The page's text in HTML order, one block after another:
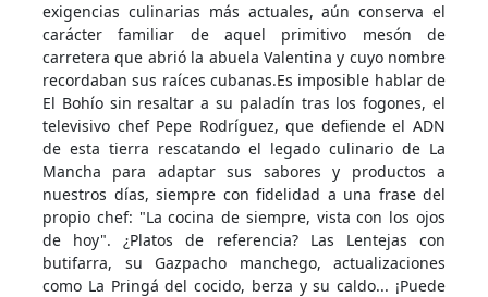
exigencias culinarias más actuales, aún conserva el
carácter familiar de aquel primitivo mesón de
carretera que abrió la abuela Valentina y cuyo nombre
recordaban sus raíces cubanas.Es imposible hablar de
El Bohío sin resaltar a su paladín tras los fogones, el
televisivo chef Pepe Rodríguez, que defiende el ADN
de esta tierra rescatando el legado culinario de La
Mancha para adaptar sus sabores y productos a
nuestros días, siempre con fidelidad a una frase del
propio chef: "La cocina de siempre, vista con los ojos
de hoy". ¿Platos de referencia? Las Lentejas con
butifarra, su Gazpacho manchego, actualizaciones
como La Pringá del cocido, berza y su caldo... ¡Puede